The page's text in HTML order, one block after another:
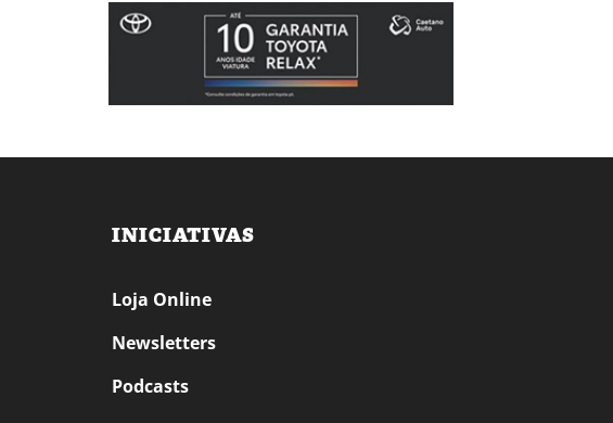
INICIATIVAS
Loja Online
Newsletters
Podcasts